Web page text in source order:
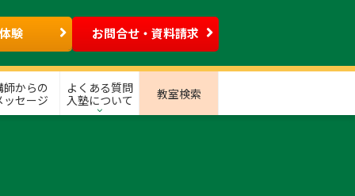
験 お問合せ・資料請求
師からの
ッセージ
よくある質問
入塾について
教室検索